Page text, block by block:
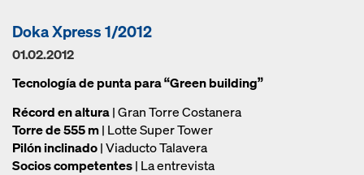
Doka Xpress 1/2012
01.02.2012
Tecnología de punta para “Green building”
Récord en altura| Gran Torre Costanera
Torre de 555 m| Lotte Super Tower
Pilón inclinado| Viaducto Talavera
Socios competentes| La entrevista